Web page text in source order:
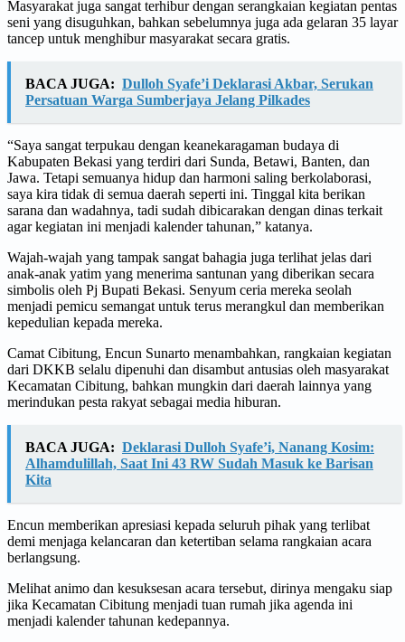
Masyarakat juga sangat terhibur dengan serangkaian kegiatan pentas
seni yang disuguhkan, bahkan sebelumnya juga ada gelaran 35 layar
tancep untuk menghibur masyarakat secara gratis.
BACA JUGA: Dulloh Syafe’i Deklarasi Akbar, Serukan
Persatuan Warga Sumberjaya Jelang Pilkades
“Saya sangat terpukau dengan keanekaragaman budaya di
Kabupaten Bekasi yang terdiri dari Sunda, Betawi, Banten, dan
Jawa. Tetapi semuanya hidup dan harmoni saling berkolaborasi,
saya kira tidak di semua daerah seperti ini. Tinggal kita berikan
sarana dan wadahnya, tadi sudah dibicarakan dengan dinas terkait
agar kegiatan ini menjadi kalender tahunan,” katanya.
Wajah-wajah yang tampak sangat bahagia juga terlihat jelas dari
anak-anak yatim yang menerima santunan yang diberikan secara
simbolis oleh Pj Bupati Bekasi. Senyum ceria mereka seolah
menjadi pemicu semangat untuk terus merangkul dan memberikan
kepedulian kepada mereka.
Camat Cibitung, Encun Sunarto menambahkan, rangkaian kegiatan
dari DKKB selalu dipenuhi dan disambut antusias oleh masyarakat
Kecamatan Cibitung, bahkan mungkin dari daerah lainnya yang
merindukan pesta rakyat sebagai media hiburan.
BACA JUGA: Deklarasi Dulloh Syafe’i, Nanang Kosim:
Alhamdulillah, Saat Ini 43 RW Sudah Masuk ke Barisan
Kita
Encun memberikan apresiasi kepada seluruh pihak yang terlibat
demi menjaga kelancaran dan ketertiban selama rangkaian acara
berlangsung.
Melihat animo dan kesuksesan acara tersebut, dirinya mengaku siap
jika Kecamatan Cibitung menjadi tuan rumah jika agenda ini
menjadi kalender tahunan kedepannya.